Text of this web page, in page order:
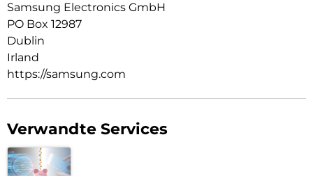
Samsung Electronics GmbH
PO Box 12987
Dublin
Irland
https://samsung.com
Verwandte Services